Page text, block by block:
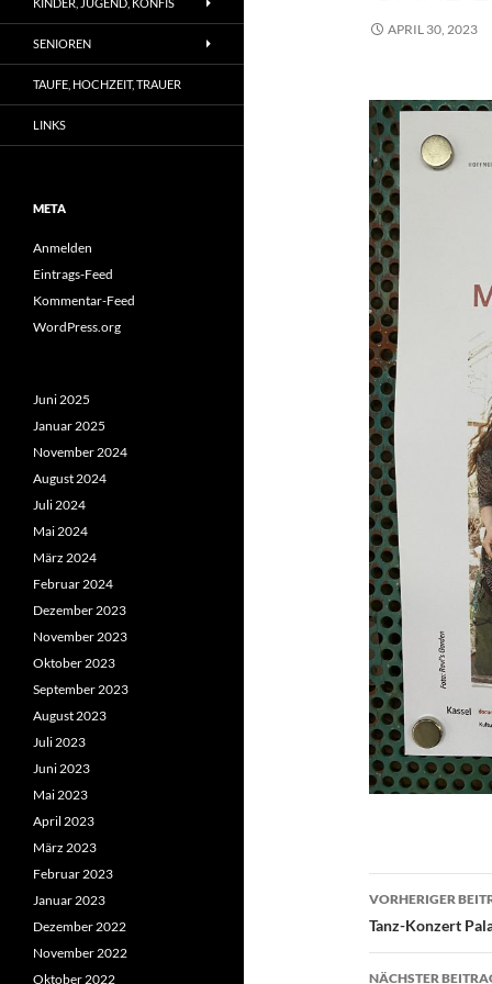
APRIL 30, 2023
VORHERIGER
Tanz-Konzert
NÄCHSTER
SENIOREN
TAUFE, HOCHZEIT, TRAUER
LINKS
META
Anmelden
Eintrags-Feed
Kommentar-Feed
WordPress.org
Juni 2025
Januar 2025
November 2024
August 2024
Juli 2024
Mai 2024
März 2024
Februar 2024
Dezember 2023
November 2023
Oktober 2023
September 2023
August 2023
Juli 2023
Juni 2023
Mai 2023
April 2023
März 2023
Februar 2023
Januar 2023
Dezember 2022
November 2022
Oktober 2022